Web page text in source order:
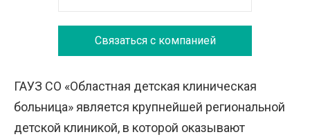
Связаться с компанией
ГАУЗ СО «Областная детская клиническая
больница» является крупнейшей региональной
детской клиникой, в которой оказывают